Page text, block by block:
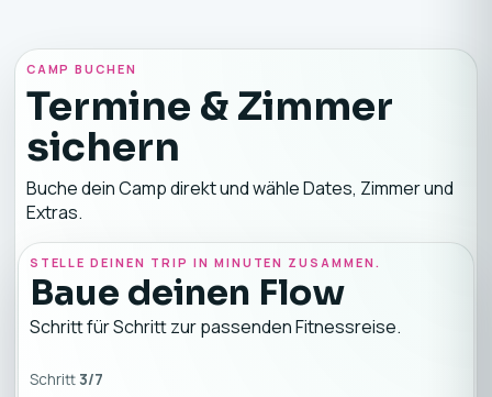
CAMP BUCHEN
Termine & Zimmer
sichern
Buche dein Camp direkt und wähle Dates, Zimmer und
Extras.
STELLE DEINEN TRIP IN MINUTEN ZUSAMMEN.
Baue deinen Flow
Schritt für Schritt zur passenden Fitnessreise.
Schritt3/7